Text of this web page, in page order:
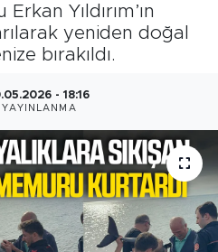
Yıldırım’ın
yeniden doğal
bırakıldı.
- 18:16
YAYINLANMA